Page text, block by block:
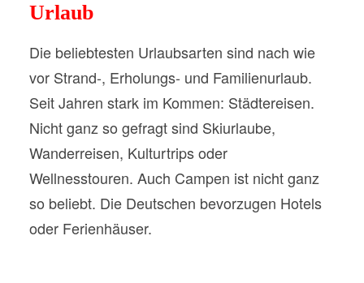
Urlaub
Die beliebtesten Urlaubsarten sind nach wie
vor Strand-, Erholungs- und Familienurlaub.
Seit Jahren stark im Kommen: Städtereisen.
Nicht ganz so gefragt sind Skiurlaube,
Wanderreisen, Kulturtrips oder
Wellnesstouren. Auch Campen ist nicht ganz
so beliebt. Die Deutschen bevorzugen Hotels
oder Ferienhäuser.